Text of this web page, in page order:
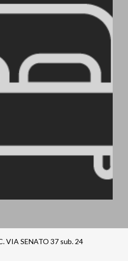
VIA SENATO 37 sub. 24